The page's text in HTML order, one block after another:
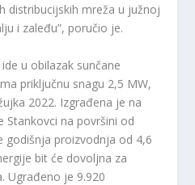
distribucijskih mreža u južnoj
i zaleđu”, poručio je.
u obilazak sunčane
priključnu snagu 2,5 MW,
2022. Izgrađena je na
Stankovci na površini od
godišnja proizvodnja od 4,6
bit će dovoljna za
Ugrađeno je 9.920